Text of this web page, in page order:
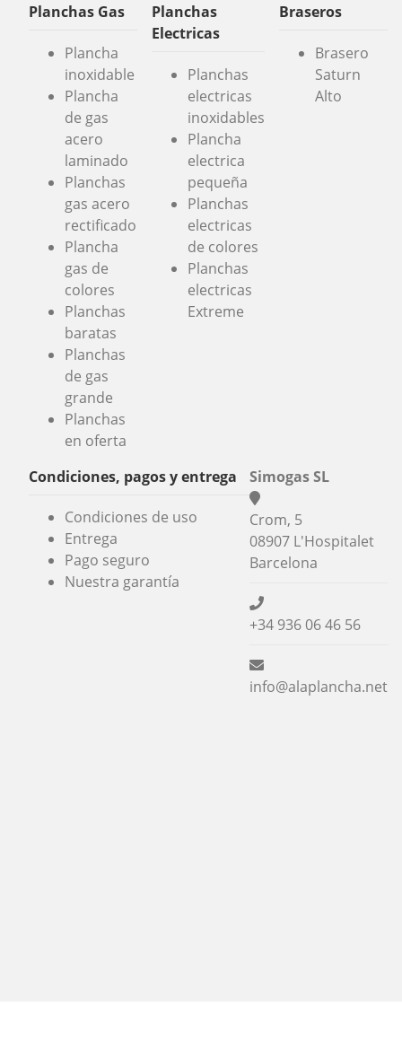
Planchas Gas
Plancha
inoxidable
Plancha
de gas
acero
laminado
Planchas
gas acero
rectificado
Plancha
gas de
colores
Planchas
baratas
Planchas
de gas
grande
Planchas
en oferta
Planchas
Electricas
Planchas
electricas
inoxidables
Plancha
electrica
pequeña
Planchas
electricas
de colores
Planchas
electricas
Extreme
Braseros
Brasero
Saturn
Alto
Condiciones, pagos y entrega
Condiciones de uso
Entrega
Pago seguro
Nuestra garantía
Simogas SL
Crom, 5
08907 L'Hospitalet
Barcelona
+34 936 06 46 56
info@alaplancha.net